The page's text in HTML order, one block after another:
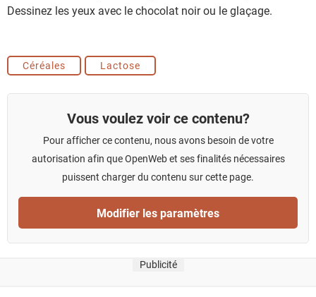
Dessinez les yeux avec le chocolat noir ou le glaçage.
Céréales Lactose
Vous voulez voir ce contenu?
Pour afficher ce contenu, nous avons besoin de votre
autorisation afin que OpenWeb et ses finalités nécessaires
puissent charger du contenu sur cette page.
Modifier les paramètres
Publicité